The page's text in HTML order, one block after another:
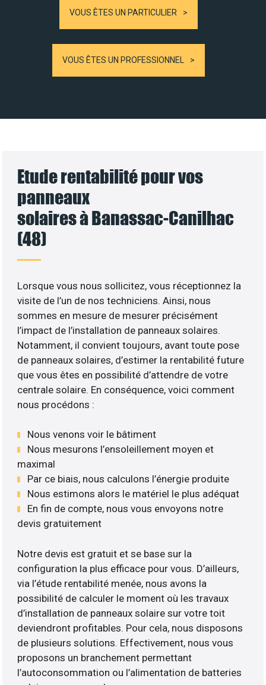
VOUS ÊTES UN PARTICULIER
VOUS ÊTES UN PROFESSIONNEL
Etude rentabilité pour vos
panneaux
solaires à Banassac-Canilhac
(48)
Lorsque vous nous sollicitez, vous réceptionnez la
visite de l’un de nos techniciens. Ainsi, nous
sommes en mesure de mesurer précisément
l’impact de l’installation de panneaux solaires.
Notamment, il convient toujours, avant toute pose
de panneaux solaires, d’estimer la rentabilité future
que vous êtes en possibilité d’attendre de votre
centrale solaire. En conséquence, voici comment
nous procédons :
Nous venons voir le bâtiment
Nous mesurons l’ensoleillement moyen et
maximal
Par ce biais, nous calculons l’énergie produite
Nous estimons alors le matériel le plus adéquat
En fin de compte, nous vous envoyons notre
devis gratuitement
Notre devis est gratuit et se base sur la
configuration la plus efficace pour vous. D’ailleurs,
via l’étude rentabilité menée, nous avons la
possibilité de calculer le moment où les travaux
d’installation de panneaux solaire sur votre toit
deviendront profitables. Pour cela, nous disposons
de plusieurs solutions. Effectivement, nous vous
proposons un branchement permettant
l’autoconsommation ou l’alimentation de batteries